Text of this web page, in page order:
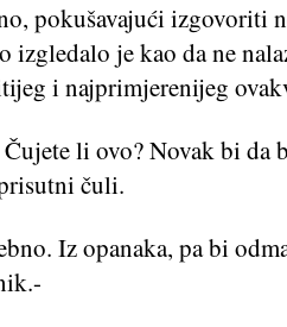
pokušavajući izgovoriti
je kao da ne
i najprimjerenijeg
li ovo? Novak bi da
čuli.
Iz opanaka, pa bi